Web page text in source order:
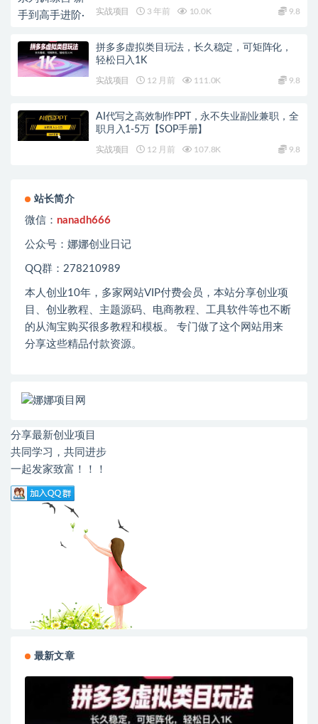
实战项目 3 年前 10.0K 9.8
拼多多虚拟类目玩法，长久稳定，可矩阵化，
轻松日入1K
实战项目 12 月前 111.0K 9.8
AI代写之高效制作PPT，永不失业副业兼职，全
职月入1-5万【SOP手册】
实战项目 12 月前 107.8K 9.8
站长简介
微信： nanadh666
公众号：娜娜创业日记
QQ群：278210989
本人创业10年，多家网站VIP付费会员，本站分享创业项
目、创业教程、主题源码、电商教程、工具软件等也不断
的从淘宝购买很多教程和模板。 专门做了这个网站用来
分享这些精品付款资源。
分享最新创业项目
共同学习，共同进步
一起发家致富！！！
最新文章